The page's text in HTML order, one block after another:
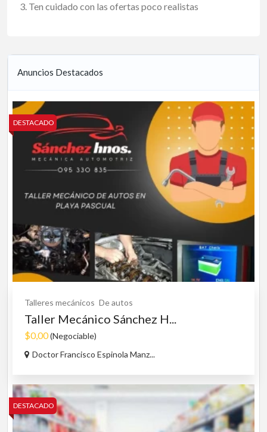
Ten cuidado con las ofertas poco realistas
Anuncios Destacados
DESTACADO
Talleres mecánicos De autos
Taller Mecánico Sánchez H...
$0,00(Negociable)
Doctor Francisco Espinola Manz...
DESTACADO